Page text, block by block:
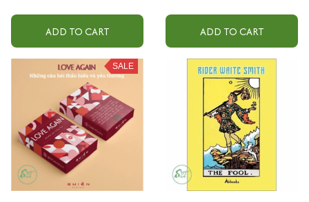
ADD TO CART
tình bạn
ADD TO CART
SALE